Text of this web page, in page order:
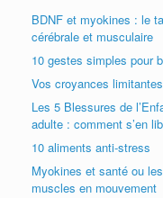
BDNF et myokines : le
cérébrale et musculaire
10 gestes simples pour
Vos croyances
Les 5 Blessures de
adulte : comment s’en
10 aliments anti-stress
Myokines et santé ou
muscles en mouvement